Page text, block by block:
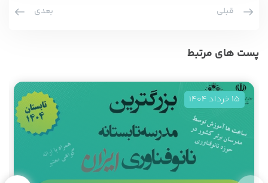
قبلی بعدی
پست های مرتبط
15 خرداد 1404